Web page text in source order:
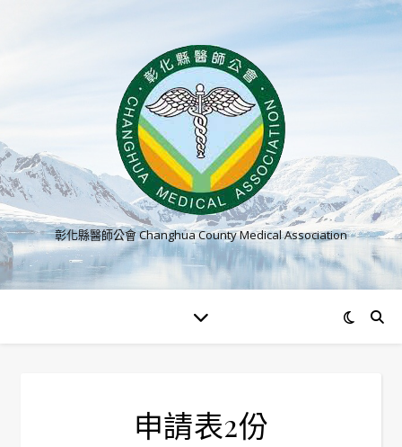
彰化縣醫師公會 Changhua County Medical Association
申請表2份